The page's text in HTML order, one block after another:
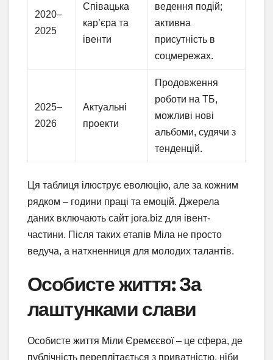
2020–
2025
Співацька
кар’єра та
івенти
ведення подій;
активна
присутність в
соцмережах.
2025–
2026
Актуальні
проекти
Продовження
роботи на ТБ,
можливі нові
альбоми, судячи з
тенденцій.
Ця таблиця ілюструє еволюцію, але за кожним
рядком – години праці та емоцій. Джерела
даних включають сайт jora.biz для івент-
частини. Після таких етапів Міла не просто
ведуча, а натхненниця для молодих талантів.
Особисте життя: За
лаштунками слави
Особисте життя Міли Єремєєвої – це сфера, де
публічність переплітається з приватністю, ніби